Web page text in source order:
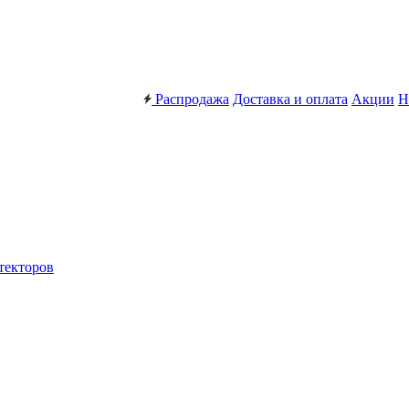
Распродажа Доставка и оплата Акции